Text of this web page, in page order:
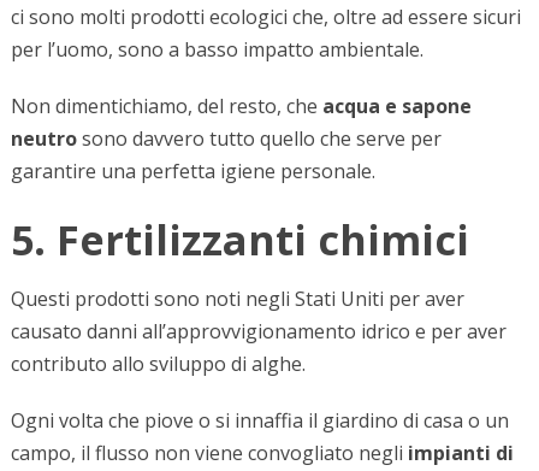
ci sono molti prodotti ecologici che, oltre ad essere sicuri
per l’uomo, sono a basso impatto ambientale.
Non dimentichiamo, del resto, che acqua e sapone
neutrosono davvero tutto quello che serve per
garantire una perfetta igiene personale.
5. Fertilizzanti chimici
Questi prodotti sono noti negli Stati Uniti per aver
causato danni all’approvvigionamento idrico e per aver
contributo allo sviluppo di alghe.
Ogni volta che piove o si innaffia il giardino di casa o un
campo, il flusso non viene convogliato negli impianti di